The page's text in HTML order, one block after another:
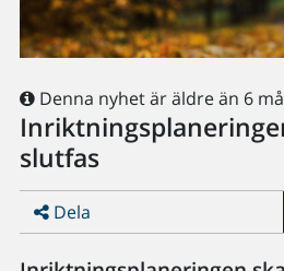
Denna nyhet är äldre än 6
slutfas
Dela